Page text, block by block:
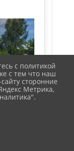
с политикой
с тем что наш
сторонние
Метрика,